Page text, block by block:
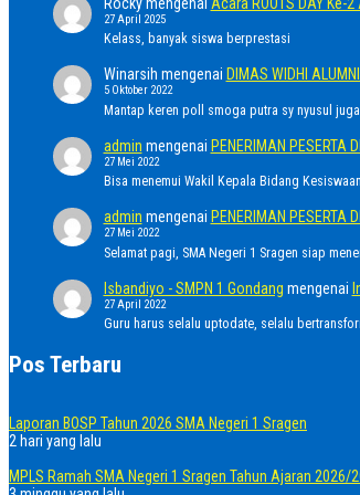
27 April 2025
Kelass, banyak siswa berprestasi
Winarsih mengenai DIMAS WIDHI
5 Oktober 2022
Mantap keren poll smoga putra sy nyusul
admin mengenai PENERIMAN PESERTA
27 Mei 2022
Bisa menemui Wakil Kepala Bidang
admin mengenai PENERIMAN PESERTA
27 Mei 2022
Selamat pagi, SMA Negeri 1 Sragen siap
Isbandiyo - SMPN 1 Gondang mengenai
27 April 2022
Guru harus selalu uptodate, selalu
Pos Terbaru
Laporan BOSP Tahun 2026 SMA Negeri 1 Sragen
2 hari yang lalu
MPLS Ramah SMA Negeri 1 Sragen Tahun Ajaran 2026/